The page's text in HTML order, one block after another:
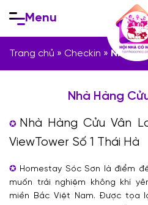
to
content
Menu
Trang chủ » Checkin » Nhà
Nhà Hàng
Nhà Hàng Cửu Vân
ViewTower Số 1 Thái Hà
Homestay Sóc Sơn là điểm
muốn trải nghiệm không khí
miền Bắc Việt Nam. Được tọa